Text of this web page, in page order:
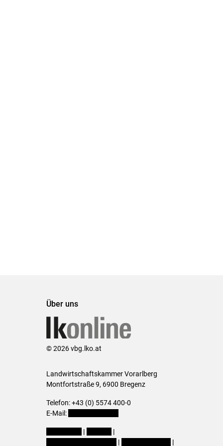
Über uns
© 2026 vbg.lko.at
Landwirtschaftskammer Vorarlberg
Montfortstraße 9, 6900 Bregenz
Telefon: +43 (0) 5574 400-0
E-Mail:
|
|
| |